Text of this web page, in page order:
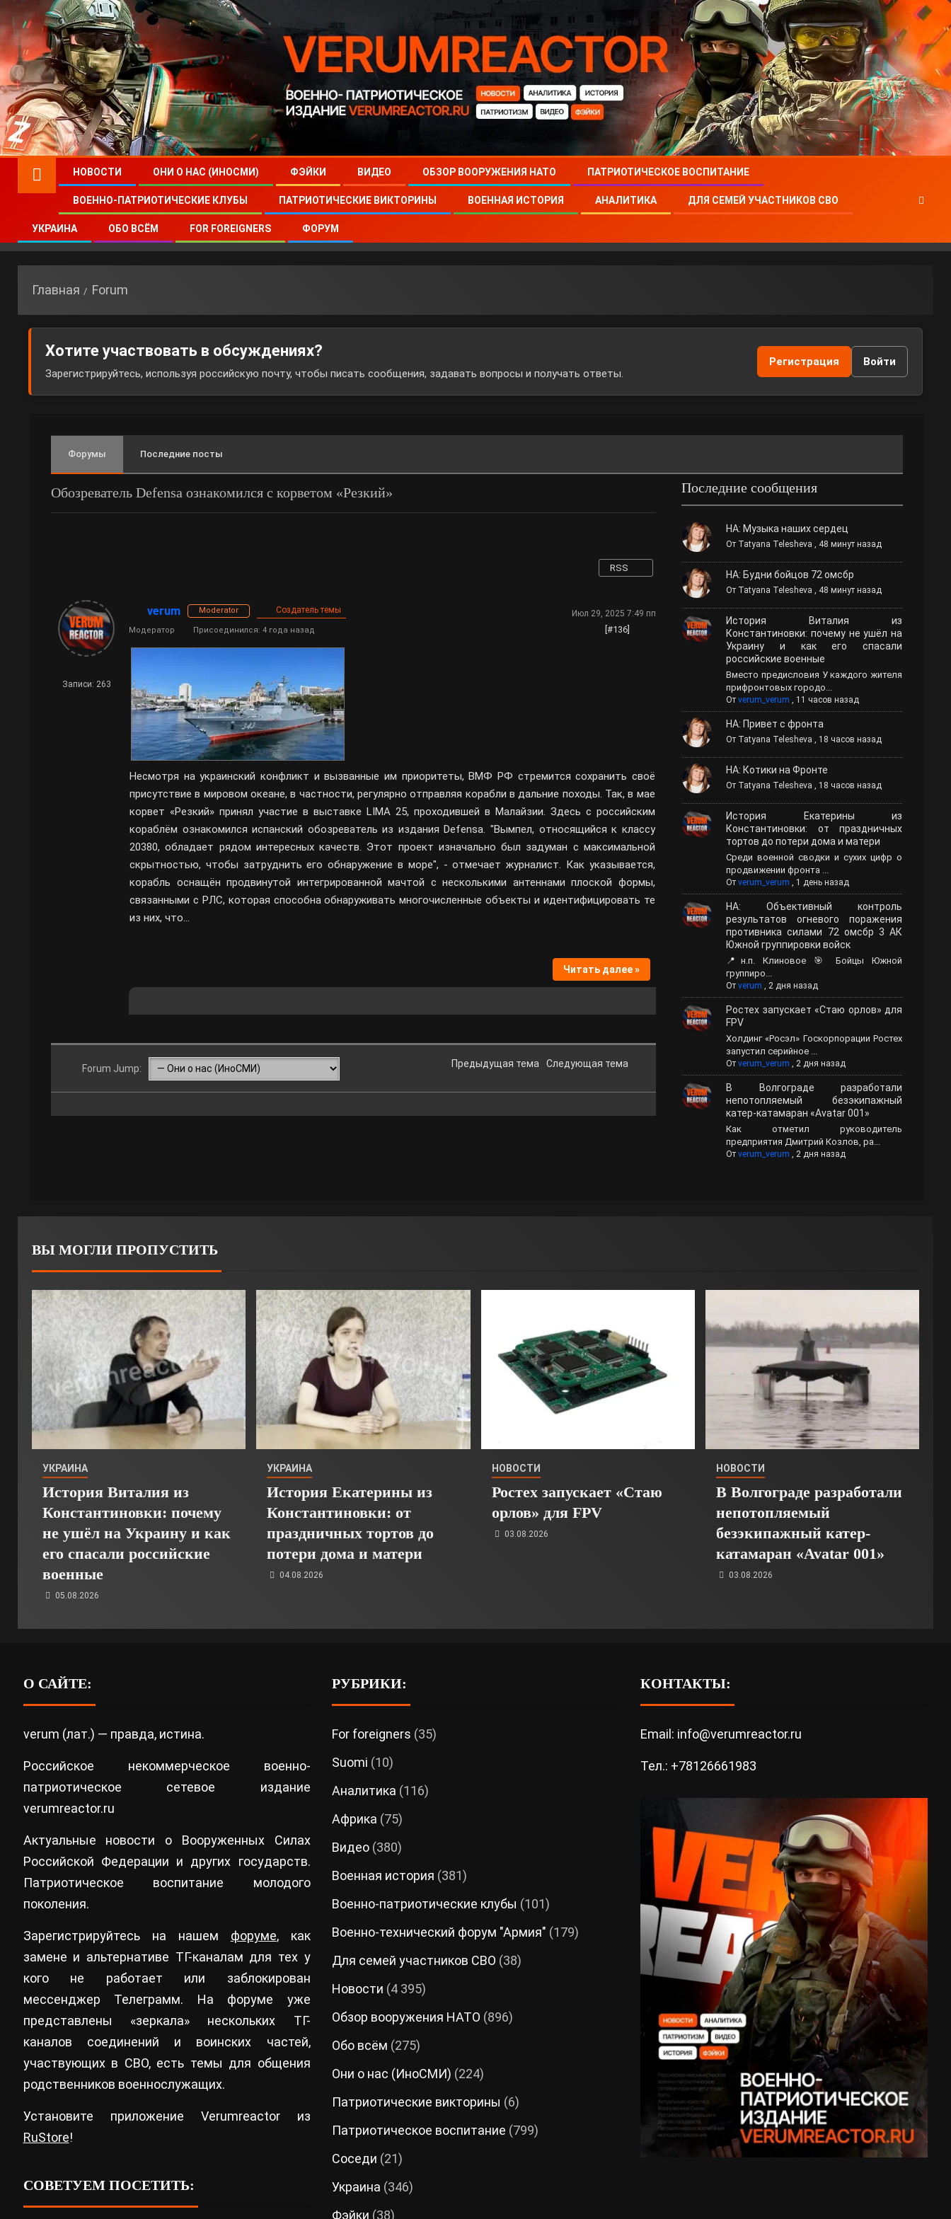
НОВОСТИ ОНИ О НАС (ИНОСМИ) ФЭЙКИ ВИДЕО ОБЗОР ВООРУЖЕНИЯ НАТО ПАТРИОТИЧЕСКОЕ ВОСПИТАНИЕ
ВОЕННО-ПАТРИОТИЧЕСКИЕ КЛУБЫ ПАТРИОТИЧЕСКИЕ ВИКТОРИНЫ ВОЕННАЯ ИСТОРИЯ АНАЛИТИКА ДЛЯ СЕМЕЙ УЧАСТНИКОВ СВО
УКРАИНА ОБО ВСЁМ FOR FOREIGNERS ФОРУМ
Главная Forum
Хотите участвовать в обсуждениях?
Зарегистрируйтесь, используя российскую почту, чтобы писать сообщения, задавать вопросы и получать ответы.
Регистрация Войти
Форумы Последние посты
Обозреватель Defensa ознакомился с корветом «Резкий»
RSS
Записи: 263
verum Moderator Создатель темы Июл 29, 2025 7:49 пп
Модератор Присоединился: 4 года назад [#136]
Несмотря на украинский конфликт и вызванные им приоритеты, ВМФ РФ стремится сохранить своё
присутствие в мировом океане, в частности, регулярно отправляя корабли в дальние походы. Так, в мае
корвет «Резкий» принял участие в выставке LIMA 25, проходившей в Малайзии. Здесь с российским
кораблём ознакомился испанский обозреватель из издания Defensa. "Вымпел, относящийся к классу
20380, обладает рядом интересных качеств. Этот проект изначально был задуман с максимальной
скрытностью, чтобы затруднить его обнаружение в море", - отмечает журналист. Как указывается,
корабль оснащён продвинутой интегрированной мачтой с несколькими антеннами плоской формы,
связанными с РЛС, которая способна обнаруживать многочисленные объекты и идентифицировать те
из них, что…
Читать далее »
Forum Jump: Предыдущая тема Следующая тема
Последние сообщения
НА: Музыка наших сердец
От Tatyana Telesheva , 48 минут назад
НА: Будни бойцов 72 омсбр
От Tatyana Telesheva , 48 минут назад
История Виталия из
Константиновки: почему не ушёл на
Украину и как его спасали
российские военные
Вместо предисловия У каждого жителя
прифронтовых городо...
Отverum_verum , 11 часов назад
НА: Привет с фронта
От Tatyana Telesheva , 18 часов назад
НА: Котики на Фронте
От Tatyana Telesheva , 18 часов назад
История Екатерины из
Константиновки: от праздничных
тортов до потери дома и матери
Среди военной сводки и сухих цифр о
продвижении фронта ...
Отverum_verum , 1 день назад
НА: Объективный контроль
результатов огневого поражения
противника силами 72 омсбр 3 АК
Южной группировки войск
📍н.п. Клиновое 🎯 Бойцы Южной
группиро...
Отverum , 2 дня назад
Ростех запускает «Стаю орлов» для
FPV
Холдинг «Росэл» Госкорпорации Ростех
запустил серийное ...
Отverum_verum , 2 дня назад
В Волгограде разработали
непотопляемый безэкипажный
катер-катамаран «Avatar 001»
Как отметил руководитель
предприятия Дмитрий Козлов, ра...
Отverum_verum , 2 дня назад
ВЫ МОГЛИ ПРОПУСТИТЬ
УКРАИНА
История Виталия из
Константиновки: почему
не ушёл на Украину и как
его спасали российские
военные
05.08.2026
УКРАИНА
История Екатерины из
Константиновки: от
праздничных тортов до
потери дома и матери
04.08.2026
НОВОСТИ
Ростех запускает «Стаю
орлов» для FPV
03.08.2026
НОВОСТИ
В Волгограде разработали
непотопляемый
безэкипажный катер-
катамаран «Avatar 001»
03.08.2026
О САЙТЕ:
verum (лат.) — правда, истина.
Российское некоммерческое военно-
патриотическое сетевое издание
verumreactor.ru
Актуальные новости о Вооруженных Силах
Российской Федерации и других государств.
Патриотическое воспитание молодого
поколения.
Зарегистрируйтесь на нашем форуме, как
замене и альтернативе ТГ-каналам для тех у
кого не работает или заблокирован
мессенджер Телеграмм. На форуме уже
представлены «зеркала» нескольких ТГ-
каналов соединений и воинских частей,
участвующих в СВО, есть темы для общения
родственников военнослужащих.
Установите приложение Verumreactor из
RuStore!
СОВЕТУЕМ ПОСЕТИТЬ:
РУБРИКИ:
For foreigners (35)
Suomi (10)
Аналитика (116)
Африка (75)
Видео(380)
Военная история (381)
Военно-патриотические клубы (101)
Военно-технический форум "Армия" (179)
Для семей участников СВО (38)
Новости (4 395)
Обзор вооружения НАТО (896)
Обо всём (275)
Они о нас (ИноСМИ) (224)
Патриотические викторины (6)
Патриотическое воспитание (799)
Соседи (21)
Украина (346)
Фэйки (38)
КОНТАКТЫ:
Email: info@verumreactor.ru
Тел.: +78126661983